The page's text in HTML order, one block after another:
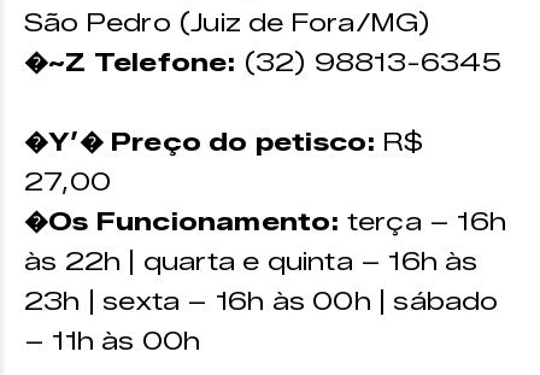
São Pedro (Juiz de Fora/MG)
�~Z Telefone: (32) 98813-6345
�Y’� Preço do petisco: R$
27,00
�Os Funcionamento: terça – 16h
às 22h | quarta e quinta – 16h às
23h | sexta – 16h às 00h | sábado
– 11h às 00h